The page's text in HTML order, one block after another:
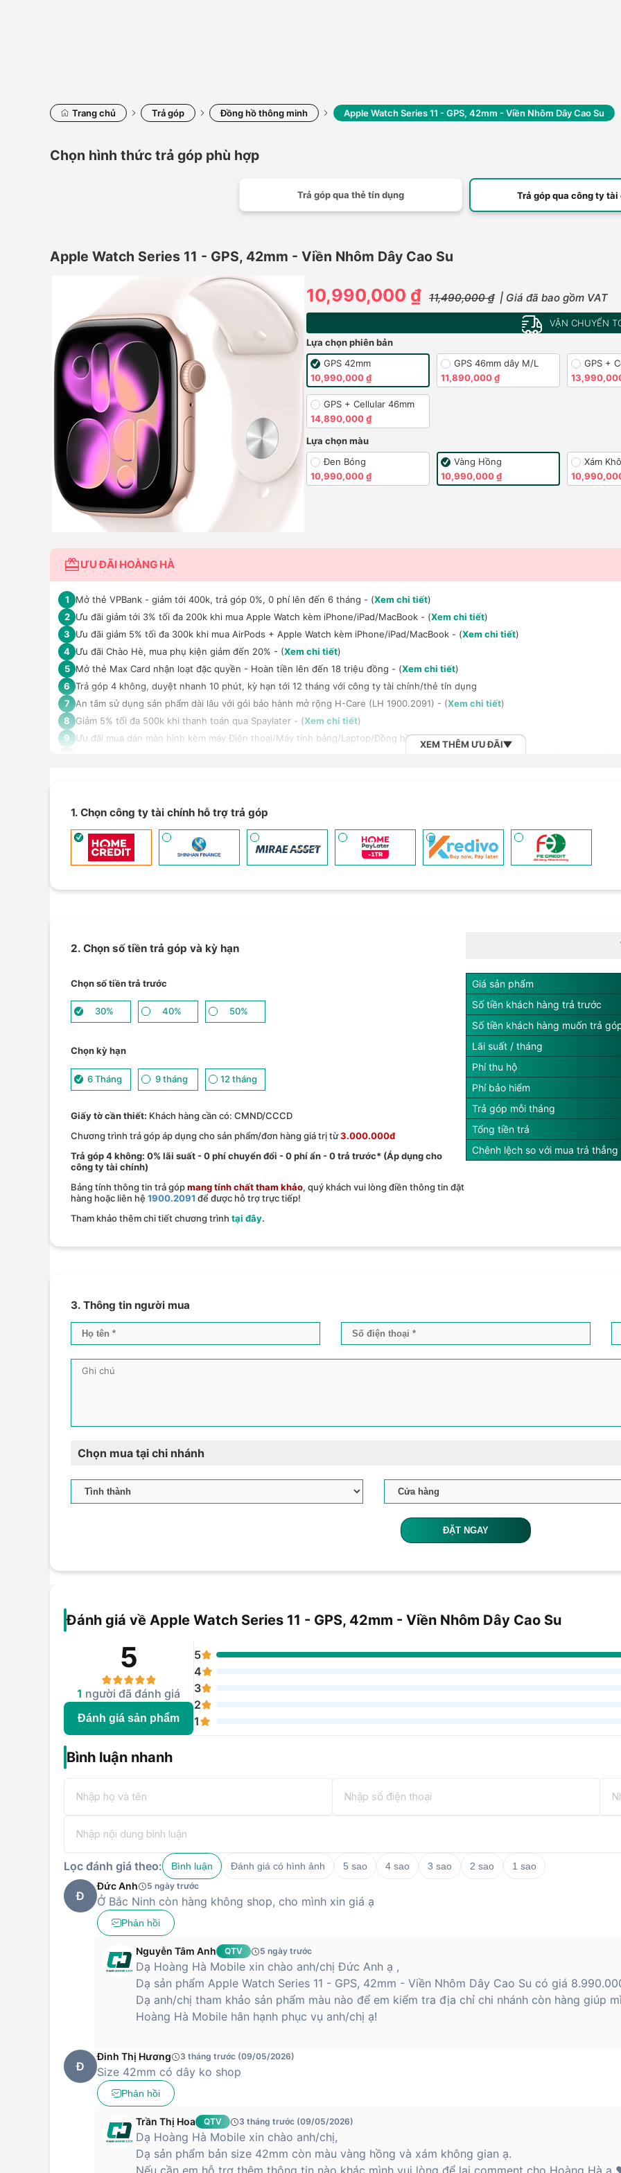
Trang chủ Trả góp Đồng hồ thông minh Apple Watch Series 11 - GPS, 42mm - Viền Nhôm Dây Cao Su
Chọn hình thức trả góp phù hợp
Trả góp qua thẻ tín dụng Trả góp qua công ty tài
Apple Watch Series 11 - GPS, 42mm - Viền Nhôm Dây Cao Su
10,990,000 ₫ 11,490,000 ₫ | Giá đã bao gồm VAT
VẬN CHUYỂN
Lựa chọn phiên bản
GPS 42mm
10,990,000 ₫
GPS 46mm dây M/L
11,890,000 ₫
GPS +
GPS + Cellular 46mm
14,890,000 ₫
Lựa chọn màu
Đen Bóng
10,990,000 ₫
Vàng Hồng
10,990,000 ₫
Xám
ƯU ĐÃI HOÀNG HÀ
1 Mở thẻ VPBank - giảm tới 400k, trả góp 0%, 0 phí lên đến 6 tháng - (Xem chi tiết)
2 Ưu đãi giảm tới 3% tối đa 200k khi mua Apple Watch kèm iPhone/iPad/MacBook - (Xem chi tiết)
3
Ưu đãi giảm 5% tối đa 300k khi mua AirPods + Apple Watch kèm iPhone/iPad/MacBook - (Xem chi tiết)
4 Ưu đãi Chào Hè, mua phụ kiện giảm đến 20% - (Xem chi tiết)
5 Mở thẻ Max Card nhận loạt đặc quyền - Hoàn tiền lên đến 18 triệu đồng - (Xem chi tiết)
6 Trả góp 4 không, duyệt nhanh 10 phút, kỳ hạn tới 12 tháng với công ty tài chính/thẻ tín dụng
7 An tâm sử dụng sản phẩm dài lâu với gói bảo hành mở rộng H-Care (LH 1900.2091) - (Xem chi tiết)
8
Giảm 5% tối đa 500k khi thanh toán qua Spaylater - (Xem chi tiết)
9
Ưu đãi mua dán màn hình kèm máy Điện thoại/Máy tính bảng/Laptop/Đồng hồ giảm 10% - (Xem chi tiết)
13
Giảm ngay 50.000đ khi mua gói cước di động Mobifone, Vnsky lên tới 6GB data/ngày - Trải nghiệm 5G chỉ 99k/tháng - (
XEM THÊM ƯU ĐÃI
1. Chọn công ty tài chính hỗ trợ trả góp
2. Chọn số tiền trả góp và kỳ hạn
Chọn số tiền trả trước
30% 40% 50%
Chọn kỳ hạn
6 Tháng 9 tháng 12 tháng
Giấy tờ cần thiết: Khách hàng cần có: CMND/CCCD
Chương trình trả góp áp dụng cho sản phẩm/đơn hàng giá trị từ3.000.000đ
Trả góp 4 không: 0% lãi suất - 0 phí chuyển đổi - 0 phí ẩn - 0 trả trước* (Áp dụng cho
công ty tài chính)
Bảng tính thông tin trả gópmang tính chất tham khảo, quý khách vui lòng điền thông tin đặt
hàng hoặc liên hệ 1900.2091 để được hỗ trợ trực tiếp!
Tham khảo thêm chi tiết chương trình tại đây.
Giá sản phẩm
Số tiền khách hàng trả trước
Số tiền khách hàng muốn trả
Lãi suất / tháng
Phí thu hộ
Phí bảo hiểm
Trả góp mỗi tháng
Tổng tiền trả
Chênh lệch so với mua trả thẳng
3. Thông tin người mua
Chọn mua tại chi nhánh
ĐẶT NGAY
Đánh giá về Apple Watch Series 11 - GPS, 42mm - Viền Nhôm Dây Cao Su
5
1 người đã đánh giá
Đánh giá sản phẩm
5
4
3
2
1
Bình luận nhanh
Lọc đánh giá theo: Bình luận Đánh giá có hình ảnh 5 sao 4 sao 3 sao 2 sao 1 sao
Đ
Đức Anh 5 ngày trước
Ở Bắc Ninh còn hàng không shop, cho mình xin giá ạ
Phản hồi
Nguyễn Tâm Anh QTV 5 ngày trước
Dạ Hoàng Hà Mobile xin chào anh/chị Đức Anh ạ ,
Dạ sản phẩm Apple Watch Series 11 - GPS, 42mm - Viền Nhôm Dây Cao Su có giá
Dạ anh/chị tham khảo sản phẩm màu nào để em kiểm tra địa chỉ chi nhánh còn hàng giúp
Hoàng Hà Mobile hân hạnh phục vụ anh/chị ạ!
Đ
Đinh Thị Hương 3 tháng trước (09/05/2026)
Size 42mm có dây ko shop
Phản hồi
Trần Thị Hoa QTV 3 tháng trước (09/05/2026)
Dạ Hoàng Hà Mobile xin chào anh/chị,
Dạ sản phẩm bản size 42mm còn màu vàng hồng và xám không gian ạ.